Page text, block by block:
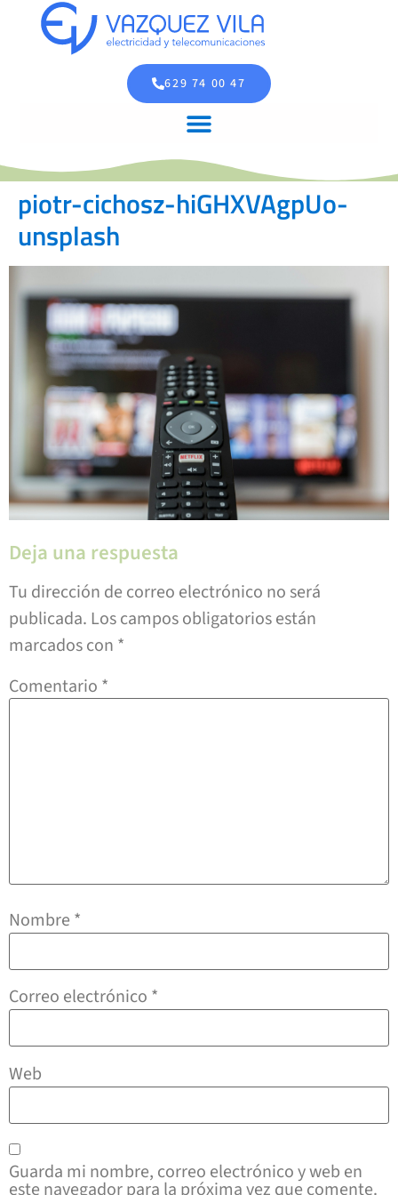
629 74 00 47
piotr-cichosz-hiGHXVAgpUo-
unsplash
Deja una respuesta
Tu dirección de correo electrónico no será
publicada. Los campos obligatorios están
marcados con *
Comentario *
Nombre *
Correo electrónico *
Web
Guarda mi nombre, correo electrónico y web en
este navegador para la próxima vez que comente.